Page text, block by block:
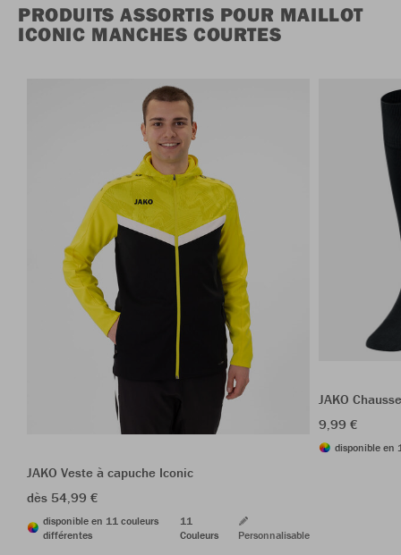
PRODUITS ASSORTIS POUR MAILLOT
ICONIC MANCHES COURTES
JAKO Veste à capuche Iconic
dès 54,99 €
disponible en 11 couleurs
différentes
11
Couleurs
Personnalisable
JAKO
9,99 €
disponible en